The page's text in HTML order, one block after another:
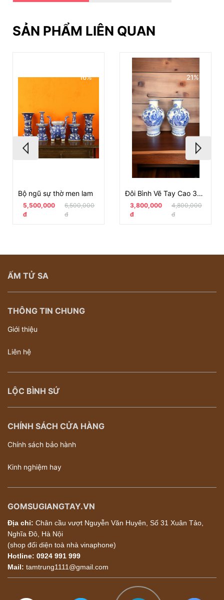
SẢN PHẨM LIÊN QUAN
16%
Bộ ngũ sự thờ men lam
5,500,000
đ
6,500,000
đ
21%
Đôi Bình Vẽ Tay Cao 36 cm
3,800,000
đ
4,800,000
đ
ẤM TỬ SA
THÔNG TIN CHUNG
Giới thiệu
Liên hệ
LỘC BÌNH SỨ
CHÍNH SÁCH CỬA HÀNG
Chính sách bảo hành
Kinh nghiệm hay
GOMSUGIANGTAY.VN
Địa chỉ: Chân cầu vượt Nguyễn Văn Huyên, Số 31 Xuân Tảo,
Nghĩa Đô, Hà Nội
(shop đối diện toà nhà vinaphone)
Hotline: 0924 991 999
Mail: tamtrung1111@gmail.com